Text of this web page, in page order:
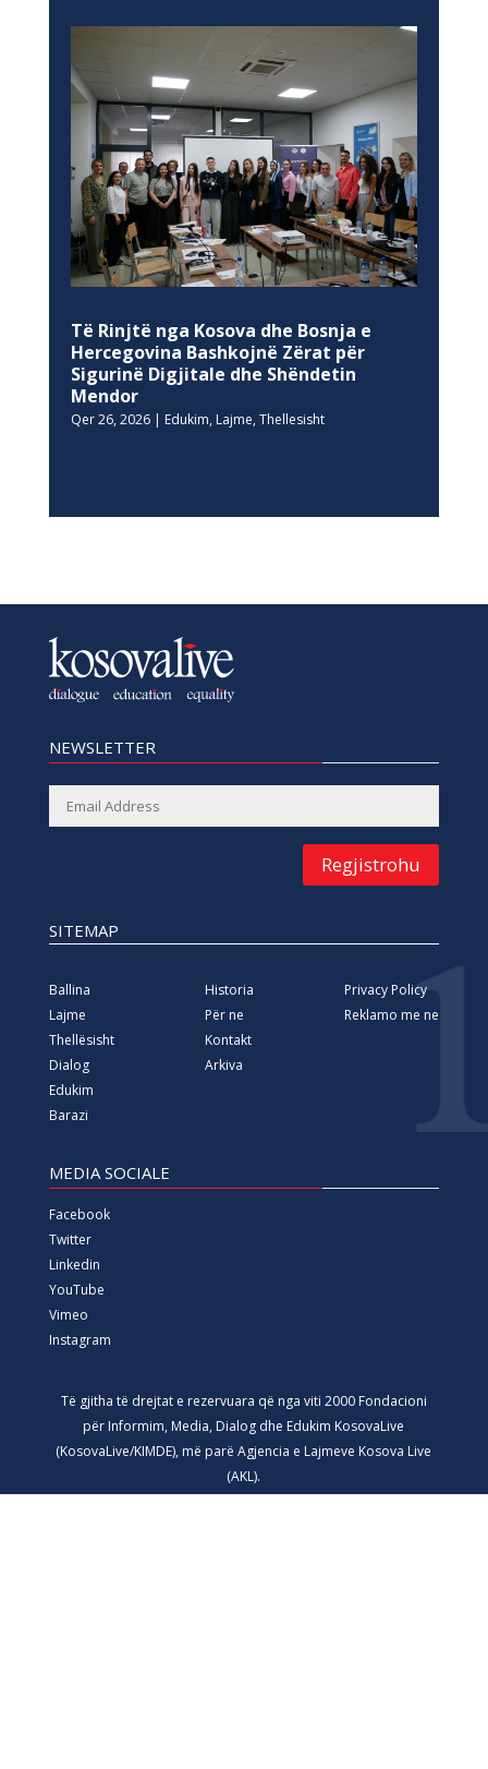
Të Rinjtë nga Kosova dhe Bosnja e
Hercegovina Bashkojnë Zërat për
Sigurinë Digjitale dhe Shëndetin
Mendor
Qer 26, 2026| Edukim, Lajme, Thellesisht
NEWSLETTER
Regjistrohu
SITEMAP
Ballina
Lajme
Thellësisht
Dialog
Edukim
Barazi
Historia
Për ne
Kontakt
Arkiva
Privacy Policy
Reklamo me ne
MEDIA SOCIALE
Facebook
Twitter
Linkedin
YouTube
Vimeo
Instagram
Të gjitha të drejtat e rezervuara që nga viti 2000 Fondacioni
për Informim, Media, Dialog dhe Edukim KosovaLive
(KosovaLive/KIMDE), më parë Agjencia e Lajmeve Kosova Live
(AKL).